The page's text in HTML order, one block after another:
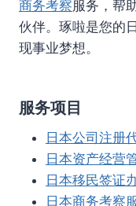
商务考察服务，帮
伙伴。琢啦是您的
现事业梦想。
服务项目
日本公司注册
日本资产经营
日本移民签证
日本商务考察